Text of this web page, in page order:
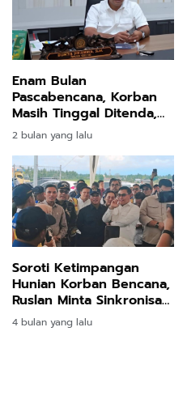
Enam Bulan
Pascabencana, Korban
Masih Tinggal Ditenda,
Surya Dharma
Pertanyakan Keseriusan
Bupati Bireuen
2 bulan yang lalu
Soroti Ketimpangan
Hunian Korban Bencana,
Ruslan Minta Sinkronisasi
Pusat dan Daerah
4 bulan yang lalu